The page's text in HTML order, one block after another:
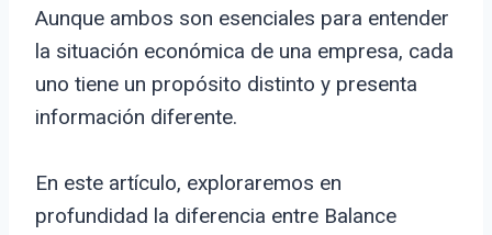
Aunque ambos son esenciales para entender
la situación económica de una empresa, cada
uno tiene un propósito distinto y presenta
información diferente.
En este artículo, exploraremos en
profundidad la diferencia entre Balance